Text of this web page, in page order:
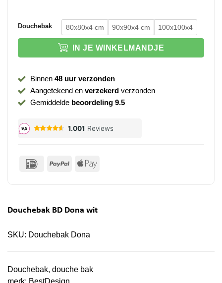
Douchebak 80x80x4 cm 90x90x4 cm 100x100x4
IN JE WINKELMANDJE
Binnen 48 uur verzonden
Aangetekend en verzekerdverzonden
Gemiddelde beoordeling 9.5
IDeal PayPal Apple
Douchebak BD Dona wit
SKU: Douchebak Dona
Douchebak, douche bak
merk: BestDesign